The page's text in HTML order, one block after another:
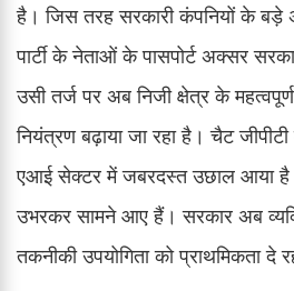
है। जिस तरह सरकारी कंपनियों के बड़े
पार्टी के नेताओं के पासपोर्ट अक्सर
उसी तर्ज पर अब निजी क्षेत्र के
नियंत्रण बढ़ाया जा रहा है। चैट
एआई सेक्टर में जबरदस्त उछाल आया
उभरकर सामने आए हैं। सरकार अब
तकनीकी उपयोगिता को प्राथमिकता दे